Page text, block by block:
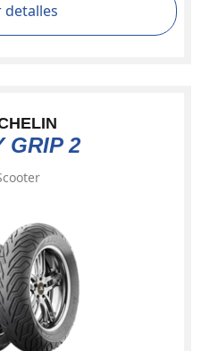
detalles
GRIP 2